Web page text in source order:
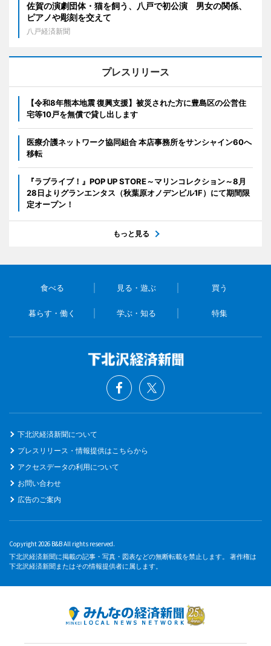
佐賀の演劇団体・猫を飼う、八戸で初公演 男女の関係、
ピアノや彫刻を交えて
八戸経済新聞
プレスリリース
【令和8年熊本地震 復興支援】被災された方に豊島区の公営住
宅等10戸を無償で貸し出します
医療介護ネットワーク協同組合 本店事務所をサンシャイン60へ
移転
『ラブライブ！』POP UP STORE～マリンコレクション～8月
28日よりグランエンタス（秋葉原オノデンビル1F）にて期間限
定オープン！
もっと見る
食べる 見る・遊ぶ 買う
暮らす・働く 学ぶ・知る 特集
下北沢経済新聞について
プレスリリース・情報提供はこちらから
アクセスデータの利用について
お問い合わせ
広告のご案内
Copyright 2026 B&B All rights reserved.
下北沢経済新聞に掲載の記事・写真・図表などの無断転載を禁止します。 著作権は
下北沢経済新聞またはその情報提供者に属します。